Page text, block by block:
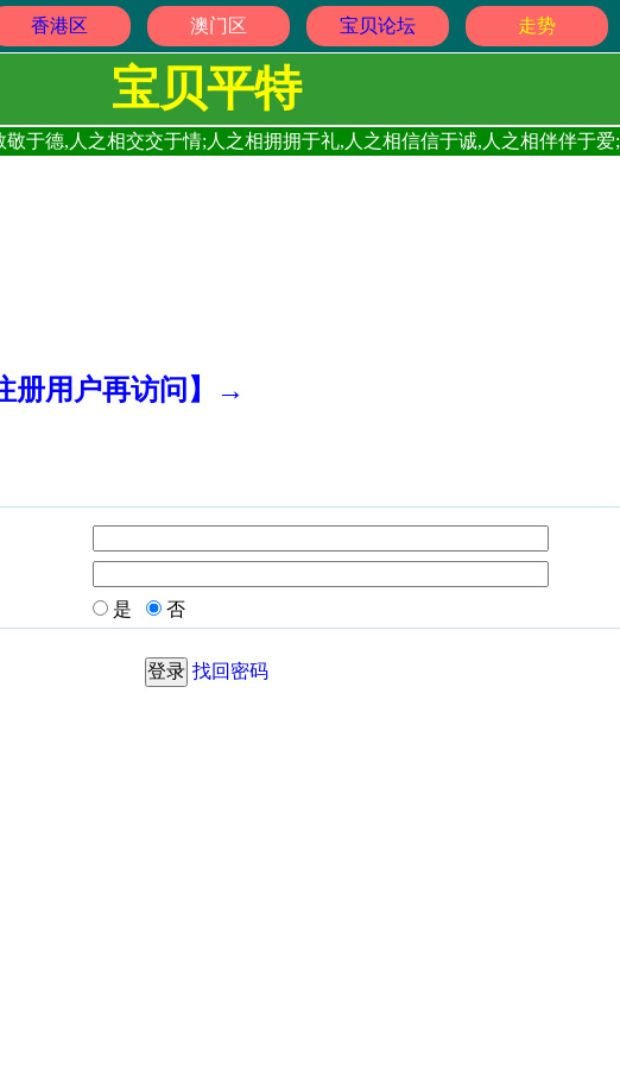
香港区 澳门区 宝贝论坛 走势
宝贝平特
敬于德,人之相交交于情;人之相拥拥于礼,人之相信信于诚,人之相伴伴于爱;
册用户再访问】→
是 否
找回密码